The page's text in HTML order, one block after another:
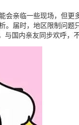
亲临一些现场，但
届时，地区限制问
国内亲友同步欢呼，